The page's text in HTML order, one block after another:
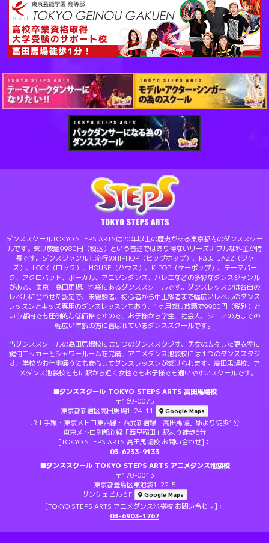
ダンススクールTOKYO STEPS ARTSは20年以上の歴史がある東京都内のダンススクー
ルです。受け放題9980円（税込）という普通ではあり得ないリーズナブルな料金が特
長です。ダンスジャンルも流行のHIPHOP（ヒップホップ）、R&B、JAZZ（ジャ
ズ）、LOCK（ロック）、HOUSE（ハウス）、K-POP（ケーポップ）、テーマパー
ク、アクロバット、ボーカル、アニソンダンス、バレエなどの多彩なダンスジャンル
がある、東京・高田馬場、池袋にあるダンススクールです。ダンスレッスンは各自の
レベルに合わせた設定で、未経験者、初心者から中上級者まで幅広いレベルのダンス
レッスンとキッズ専用のダンスレッスンもあり、1ヶ月受け放題で9980円（税別）と
いう都内でも圧倒的な低価格ですので、お子様から学生、社会人、シニアの方までの
幅広い年齢の方に喜ばれているダンススクールです。
当ダンススクールの高田馬場校には５つのダンススタジオ、男女の広々した更衣室に
鍵付ロッカーとシャワールームを完備、アニメダンス池袋校には１つのダンススタジ
オ、学校やお仕事帰りにも安心してダンスレッスンが受けられます。高田馬場校、ア
ニメダンス池袋校ともに駅から近く女性でもお子様でも通いやすいスクールです。
■ダンススクール TOKYO STEPS ARTS 高田馬場校
〒169-0075
東京都新宿区高田馬場1-24-11
Google Maps
JR山手線・東京メトロ東西線・西武新宿線「高田馬場」駅より徒歩1分
東京メトロ副都心線「西早稲田」駅より徒歩6分
[TOKYO STEPS ARTS 高田馬場校 お問い合わせ]：
03-6233-9133
■ダンススクール TOKYO STEPS ARTS アニメダンス池袋校
〒170-0013
東京都豊島区東池袋1-22-5
サンケェビル６F
Google Maps
[TOKYO STEPS ARTS アニメダンス池袋校 お問い合わせ]：
03-6903-1767